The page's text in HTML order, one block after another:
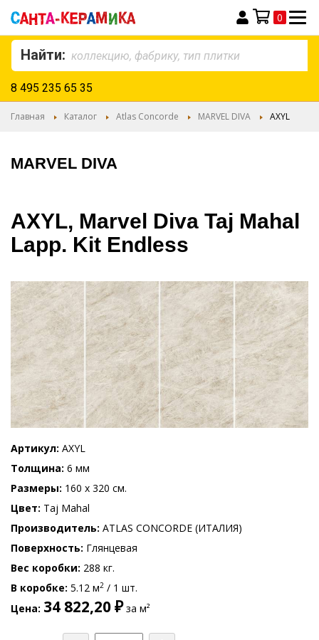
Моя корзина
0
Найти:
8 495 235 65 35
Главная Каталог Atlas Concorde MARVEL DIVA AXYL
MARVEL DIVA
AXYL, Marvel Diva Taj Mahal
Lapp. Kit Endless
Артикул AXYL
Толщина 6 мм
Размеры 160 x 320 см.
Цвет Taj Mahal
Производитель ATLAS CONCORDE (ИТАЛИЯ)
Поверхность Глянцевая
Вес коробки 288 кг.
В коробке 5.12 м2 / 1 шт.
Цена 34 822,20 ₽за м²